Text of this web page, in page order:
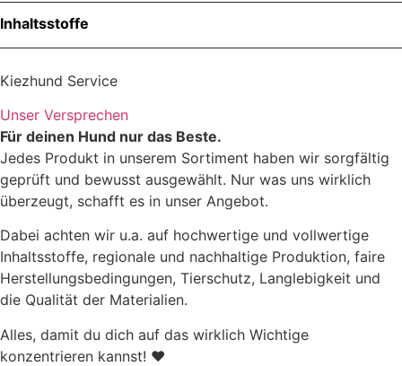
Inhaltsstoffe
Zutaten
Analytische Bestandteile
Rohprotein
Rohfett
Kiezhund Service
Unser Versprechen
Für deinen Hund nur das Beste.
Jedes Produkt in unserem Sortiment haben wir sorgfältig
geprüft und bewusst ausgewählt. Nur was uns wirklich
überzeugt, schafft es in unser Angebot.
Dabei achten wir u.a. auf hochwertige und vollwertige
Inhaltsstoffe, regionale und nachhaltige Produktion, faire
Herstellungsbedingungen, Tierschutz, Langlebigkeit und
die Qualität der Materialien.
Alles, damit du dich auf das wirklich Wichtige
konzentrieren kannst! ♥